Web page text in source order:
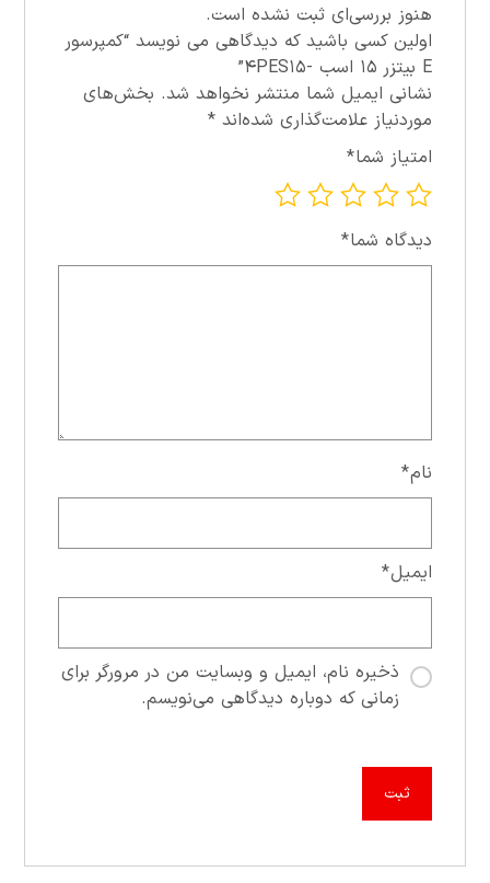
هنوز بررسی‌ای ثبت نشده است.
اولین کسی باشید که دیدگاهی می نویسد “کمپرسور
E بيتزر ۱۵ اسب -۴PES۱۵”
نشانی ایمیل شما منتشر نخواهد شد. بخش‌های
موردنیاز علامت‌گذاری شده‌اند*
امتیاز شما*
دیدگاه شما*
نام*
ایمیل*
ذخیره نام، ایمیل و وبسایت من در مرورگر برای
زمانی که دوباره دیدگاهی می‌نویسم.